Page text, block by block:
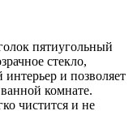
пятиугольный
стекло,
и позволяет
комнате.
чистится и не